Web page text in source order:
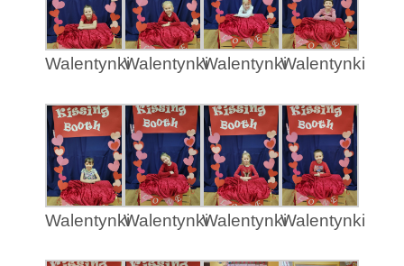
WalentynkiWalentynkiWalentynkiWalentynki
WalentynkiWalentynkiWalentynkiWalentynki